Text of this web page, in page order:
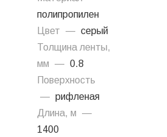
полипропилен
Цвет — серый
Толщина ленты,
мм — 0.8
Поверхность
— рифленая
Длина, м —
1400